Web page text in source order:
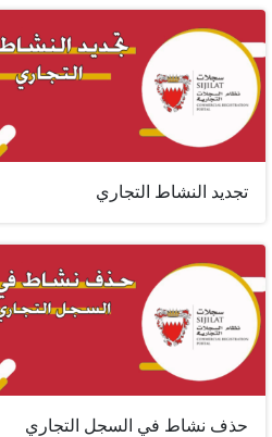
تجديد النشاط التجاري
حذف نشاط في السجل التجاري